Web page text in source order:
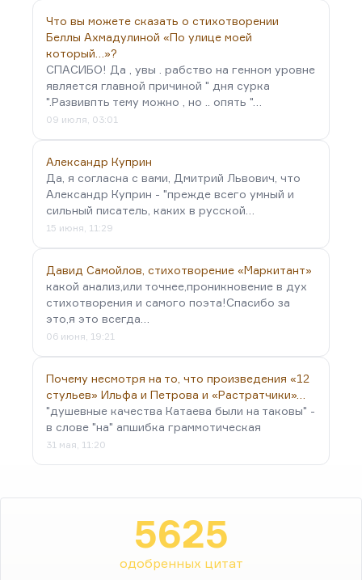
Что вы можете сказать о стихотворении
Беллы Ахмадулиной «По улице моей
который…»?
СПАСИБО! Да , увы . рабство на генном уровне
является главной причиной " дня сурка
".Развивпть тему можно , но .. опять "…
09 июля, 03:01
Александр Куприн
Да, я согласна с вами, Дмитрий Львович, что
Александр Куприн - "прежде всего умный и
сильный писатель, каких в русской…
15 июня, 11:29
Давид Самойлов, стихотворение «Маркитант»
какой анализ,или точнее,проникновение в дух
стихотворения и самого поэта!Спасибо за
это,я это всегда…
06 июня, 19:21
Почему несмотря на то, что произведения «12
стульев» Ильфа и Петрова и «Растратчики»…
"душевные качества Катаева были на таковы" -
в слове "на" апшибка граммотическая
31 мая, 11:20
5625
одобренных цитат